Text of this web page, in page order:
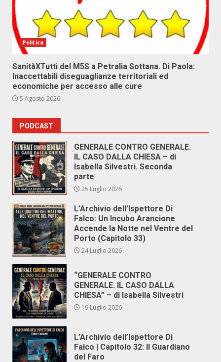
Politica
SanitàXTutti del M5S a Petralia Sottana. Di Paola:
Inaccettabili diseguaglianze territoriali ed
economiche per accesso alle cure
5 Agosto 2026
PODCAST
GENERALE CONTRO GENERALE.
IL CASO DALLA CHIESA – di
Isabella Silvestri. Seconda
parte
25 Luglio 2026
L’Archivio dell’Ispettore Di
Falco: Un Incubo Arancione
Accende la Notte nel Ventre del
Porto (Capitolo 33)
24 Luglio 2026
“GENERALE CONTRO
GENERALE. IL CASO DALLA
CHIESA” – di Isabella Silvestri
19 Luglio 2026
L’Archivio dell’Ispettore Di
Falco | Capitolo 32: Il Guardiano
del Faro